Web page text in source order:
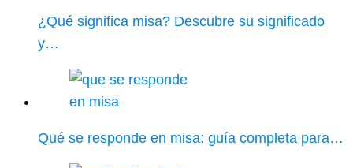
¿Qué significa misa? Descubre su significado
y…
Qué se responde en misa: guía completa para…